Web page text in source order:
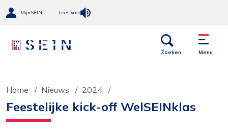
Open
Zoeken
Menu
links
Menu
MijnSEIN Lees voor
Home Nieuws 2024
Feestelijke kick-off WelSEINklas